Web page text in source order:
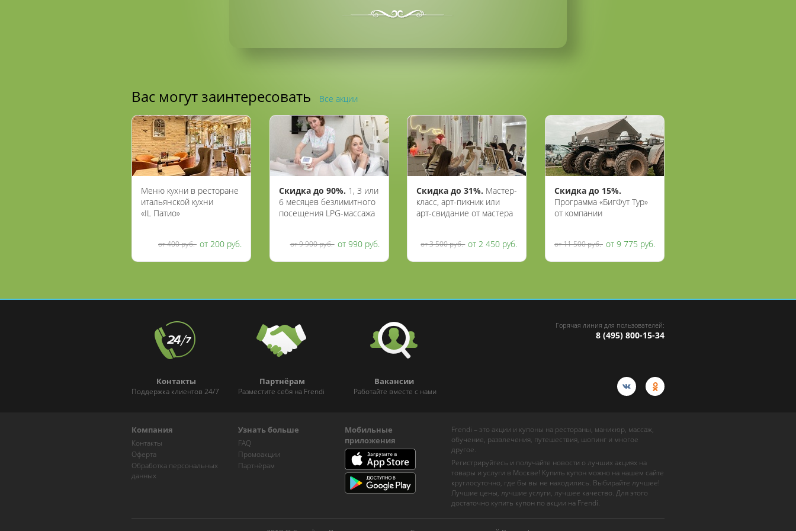
Вас могут заинтересовать Все акции
Меню кухни в ресторане
итальянской кухни
«IL Патио»
от 400 руб. от 200 руб.
Скидка до 90%. 1, 3 или
6 месяцев безлимитного
посещения LPG-массажа
от 9 900 руб. от 990 руб.
Скидка до 31%. Мастер-
класс, арт-пикник или
арт-свидание от мастера
от 3 500 руб. от 2 450 руб.
Скидка до 15%.
Программа «БигФут Тур»
от компании
от 11 500 руб. от 9 775 руб.
Контакты
Поддержка клиентов 24/7
Партнёрам
Разместите себя на Frendi
Вакансии
Работайте вместе с нами
Горячая линия для пользователей:
8 (495) 800-15-34
Компания
Контакты
Оферта
Обработка персональных
данных
Узнать больше
FAQ
Промоакции
Партнёрам
Мобильные
приложения
Frendi – это акции и купоны на рестораны, маникюр, массаж,
обучение, развлечения, путешествия, шопинг и многое
другое.
Регистрируйтесь и получайте новости о лучших акциях на
товары и услуги в Москве! Купить купон можно на нашем сайте
круглосуточно, где бы вы не находились. Выбирайте лучшее!
Лучшие цены, лучшие услуги, лучшее качество. Для этого
достаточно купить купон по акции на Frendi.